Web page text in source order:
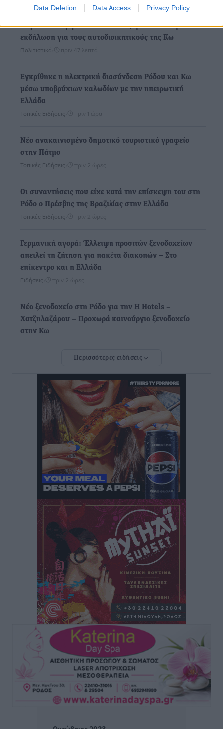
Data Deletion Data Access Privacy Policy
Παρουσίαση βιβλίου του Α. Χατζημιχαήλ – Τιμητική
εκδήλωση για τους αυτοδιοικητικούς της Κω
Πολιτιστικά πριν 47 λεπτά
Εγκρίθηκε η ηλεκτρική διασύνδεση Ρόδου και Κω
μέσω υποβρύχιων καλωδίων με την ηπειρωτική
Ελλάδα
Τοπικές Ειδήσεις πριν 1 ώρα
Νέο ανακαινισμένο δημοτικό τουριστικό γραφείο
στην Πάτμο
Τοπικές Ειδήσεις πριν 2 ώρες
Οι συναντήσεις που είχε κατά την επίσκεψη του στη
Ρόδο ο Πρέσβης της Βραζιλίας στην Ελλάδα
Τοπικές Ειδήσεις πριν 2 ώρες
Γερμανική αγορά: Έλλειψη προσιτών ξενοδοχείων
απειλεί τη ζήτηση για πακέτα διακοπών – Στο
επίκεντρο και η Ελλάδα
Ειδήσεις πριν 2 ώρες
Νέο ξενοδοχείο στη Ρόδο για την H Hotels –
Χατζηλαζάρου – Προχωρά καινούργιο ξενοδοχείο
στην Κω
Μαστιχάρι – Αναποδογύρισε όχημα με μητέρα και
5χρονο παιδί
Τοπικές Ειδήσεις πριν 3 ώρες
“Η Ευρώπη αντιμετώπιζε το προσφυγικό σαν ταινία
τρόμου” – Η συγκλονιστική μαρτυρία της Χαρούλας
Γιασιράνη στον RV για τα γεγονότα που οδήγησαν στο
Σύμφωνο της Λέρου
Τοπικές Ειδήσεις• πριν 3 ώρες
Συναυλία με τον Γιάννη Κότσιρα στις 21 Αυγούστου
Πολιτιστικά•
Έκτακτη συνεδρίαση της Δημοτικής Επιτροπής Ρόδου
αύριο Παρασκευή 7 Αυγούστου
Τοπικές Ειδήσεις• πριν 3 ώρες
ΑΕΡΑ: Δεν σταματάει να ενισχύεται, νέο απόκτημα ο
Μητρόπουλος
Αθλητικά• πριν 3 ώρες
Κλεάνθης: Δουλειές μετά ευχαριστιών στο γήπεδο,
ατομικό για δύο
Αθλητικά πριν 3 ώρες
Φοίβος: Εν αναμονή του Νίκου Λαζίδη
Περισσότερες ειδήσεις